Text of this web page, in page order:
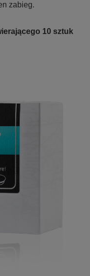
zabieg.
10 sztuk